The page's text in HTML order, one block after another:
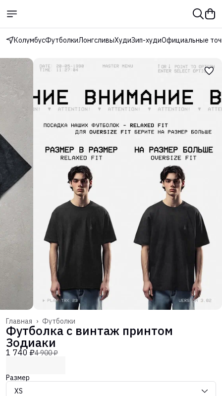
КолумбусФутболкиЛонгсливыХудиЗип-худиОфициальные
Футболки
Главная ›
Футболка с винтаж принтом
Зодиаки
1 740 ₽4 900 ₽
Размер
XS